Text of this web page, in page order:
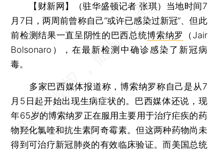
【财新网】（驻华盛顿记者 张琪） 当地时间7
月7日，两周前曾称自己“或许已感染过新冠”、但此
前检测结果一直呈阴性的巴西总统博索纳罗
（Jair
Bolsonaro），在最新检测中确诊感染了新冠病
毒。
多家巴西媒体报道称，博索纳罗称自己是从7
月5日起开始出现生病症状的。巴西媒体还说，现
年65岁的博索纳罗正在服用主要用于治疗疟疾的药
物羟化氯喹和抗生素阿奇霉素。但这两种药物尚未
得到可治疗新冠肺炎的有效临床验证。而美国总统